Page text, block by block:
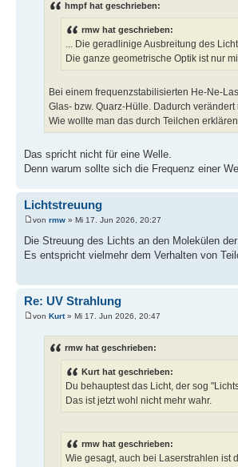
hmpf hat geschrieben:
rmw hat geschrieben:
... Die geradlinige Ausbreitung des
Die ganze geometrische Optik ist nur
Bei einem frequenzstabilisierten He-Ne-
Glas- bzw. Quarz-Hülle. Dadurch
Wie wollte man das durch Teilchen
Das spricht nicht für eine Welle.
Denn warum sollte sich die Frequenz einer
Lichtstreuung
von rmw » Mi 17. Jun 2026, 20:27
Die Streuung des Lichts an den Molekülen
Es entspricht vielmehr dem Verhalten von
Re: UV Strahlung
von Kurt» Mi 17. Jun 2026, 20:47
rmw hat geschrieben:
Kurt hat geschrieben:
Du behauptest das Licht, der sog
Das ist jetzt wohl nicht mehr wahr.
rmw hat geschrieben:
Wie gesagt, auch bei Laserstrahlen ist